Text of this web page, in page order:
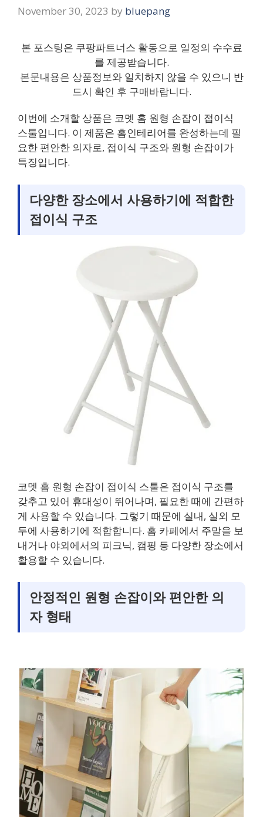
November 30, 2023 by bluepang
본 포스팅은 쿠팡파트너스 활동으로 일정의 수수료
를 제공받습니다.
본문내용은 상품정보와 일치하지 않을 수 있으니 반
드시 확인 후 구매바랍니다.
이번에 소개할 상품은 코멧 홈 원형 손잡이 접이식
스툴입니다. 이 제품은 홈인테리어를 완성하는데 필
요한 편안한 의자로, 접이식 구조와 원형 손잡이가
특징입니다.
다양한 장소에서 사용하기에 적합한
접이식 구조
코멧 홈 원형 손잡이 접이식 스툴은 접이식 구조를
갖추고 있어 휴대성이 뛰어나며, 필요한 때에 간편하
게 사용할 수 있습니다. 그렇기 때문에 실내, 실외 모
두에 사용하기에 적합합니다. 홈 카페에서 주말을 보
내거나 야외에서의 피크닉, 캠핑 등 다양한 장소에서
활용할 수 있습니다.
안정적인 원형 손잡이와 편안한 의
자 형태